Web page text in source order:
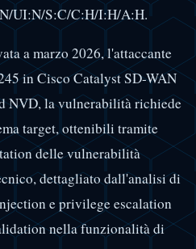
UI:N/S:C/C:H/I:H/A:H.
a marzo 2026, l'attaccante
in Cisco Catalyst SD-WAN
NVD, la vulnerabilità richiede
target, ottenibili tramite
delle vulnerabilità
dettagliato dall'analisi di
e privilege escalation
nella funzionalità di